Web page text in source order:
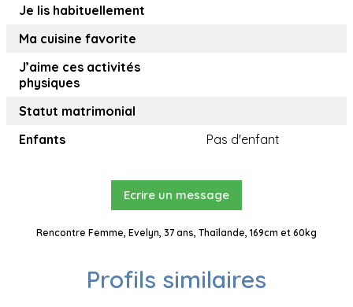
Je lis habituellement
Ma cuisine favorite
J’aime ces activités
physiques
Statut matrimonial
Enfants
Pas d'enfant
Ecrire un message
Rencontre Femme, Evelyn, 37 ans, Thaïlande, 169cm et 60kg
Profils similaires